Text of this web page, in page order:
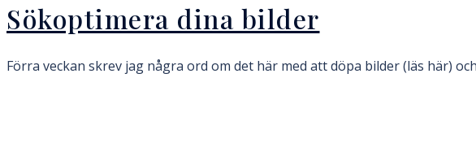
Sökoptimera dina bilder
Förra veckan skrev jag några ord om det här med att döpa bilder (läs här)